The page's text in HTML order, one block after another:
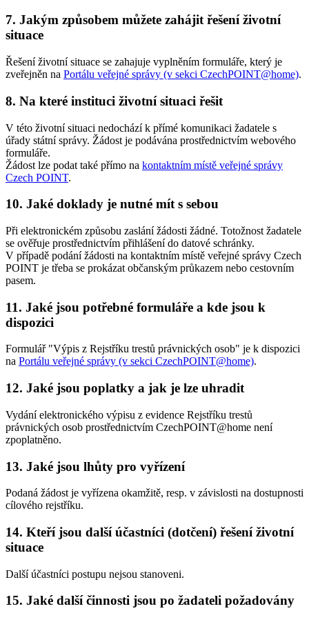
7. Jakým způsobem můžete zahájit řešení životní
situace
Řešení životní situace se zahajuje vyplněním formuláře, který je
zveřejněn na Portálu veřejné správy (v sekci CzechPOINT@home).
8. Na které instituci životní situaci řešit
V této životní situaci nedochází k přímé komunikaci žadatele s
úřady státní správy. Žádost je podávána prostřednictvím webového
formuláře.
Žádost lze podat také přímo na kontaktním místě veřejné správy
Czech POINT.
10. Jaké doklady je nutné mít s sebou
Při elektronickém způsobu zaslání žádosti žádné. Totožnost žadatele
se ověřuje prostřednictvím přihlášení do datové schránky.
V případě podání žádosti na kontaktním místě veřejné správy Czech
POINT je třeba se prokázat občanským průkazem nebo cestovním
pasem.
11. Jaké jsou potřebné formuláře a kde jsou k
dispozici
Formulář "Výpis z Rejstříku trestů právnických osob" je k dispozici
na Portálu veřejné správy (v sekci CzechPOINT@home).
12. Jaké jsou poplatky a jak je lze uhradit
Vydání elektronického výpisu z evidence Rejstříku trestů
právnických osob prostřednictvím CzechPOINT@home není
zpoplatněno.
13. Jaké jsou lhůty pro vyřízení
Podaná žádost je vyřízena okamžitě, resp. v závislosti na dostupnosti
cílového rejstříku.
14. Kteří jsou další účastníci (dotčení) řešení životní
situace
Další účastníci postupu nejsou stanoveni.
15. Jaké další činnosti jsou po žadateli požadovány